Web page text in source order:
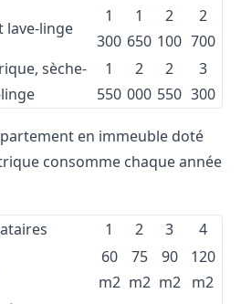
lave-linge
1
300
1
650
2
100
2
700
sèche-
1
550
2
000
2
550
3
300
en immeuble doté
consomme chaque année
1 2 3
4
60
m2
75
m2
90
m2
120
m2